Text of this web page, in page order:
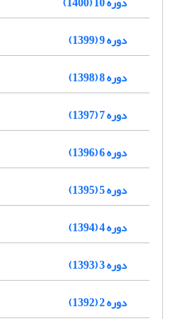
دوره 9 (1399)
دوره 8 (1398)
دوره 7 (1397)
دوره 6 (1396)
دوره 5 (1395)
دوره 4 (1394)
دوره 3 (1393)
دوره 2 (1392)